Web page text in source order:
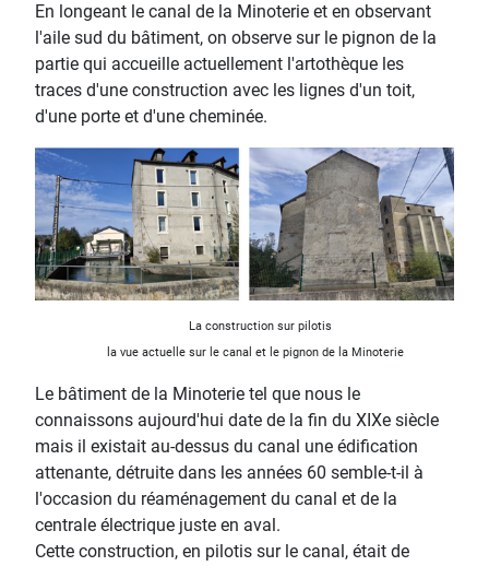
En longeant le canal de la Minoterie et en observant
l'aile sud du bâtiment, on observe sur le pignon de la
partie qui accueille actuellement l'artothèque les
traces d'une construction avec les lignes d'un toit,
d'une porte et d'une cheminée.
La construction sur pilotis
la vue actuelle sur le canal et le pignon de la Minoterie
Le bâtiment de la Minoterie tel que nous le
connaissons aujourd'hui date de la fin du XIXe siècle
mais il existait au-dessus du canal une édification
attenante, détruite dans les années 60 semble-t-il à
l'occasion du réaménagement du canal et de la
centrale électrique juste en aval.
Cette construction, en pilotis sur le canal, était de